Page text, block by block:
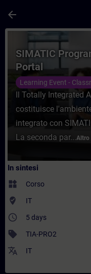
arrow_back
Corso -
SIMATIC
Portal
Learning Event -
Il Totally Integrated
costituisce
integrato con
La seconda par...Altro
In sintesi
widgets Corso
where_to_vote IT
access_time 5 days
sell TIA-PRO2
translate IT